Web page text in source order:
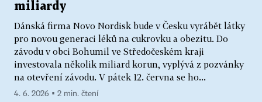
miliardy
Dánská firma Novo Nordisk bude v Česku vyrábět látky
pro novou generaci léků na cukrovku a obezitu. Do
závodu v obci Bohumil ve Středočeském kraji
investovala několik miliard korun, vyplývá z pozvánky
na otevření závodu. V pátek 12. června se ho...
4. 6. 2026 ▪ 2 min. čtení